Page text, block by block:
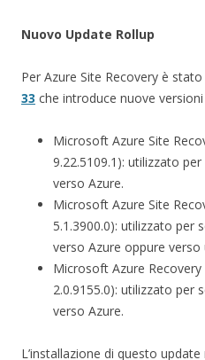
Nuovo Update Rollup
Per Azure Site Recovery è stato
33 che introduce nuove
Microsoft Azure Site
9.22.5109.1): utilizzato
verso Azure.
Microsoft Azure Site
5.1.3900.0): utilizzato per
verso Azure oppure verso
Microsoft Azure
2.0.9155.0): utilizzato per
verso Azure.
L’installazione di questo